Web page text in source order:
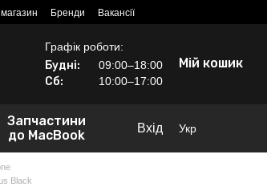
магазин Бренди Вакансії
Графік роботи:
Будні: 09:00–18:00
Сб: 10:00–17:00
Мій кошик
Запчастини
до MacBook
Вхід Укр
Black